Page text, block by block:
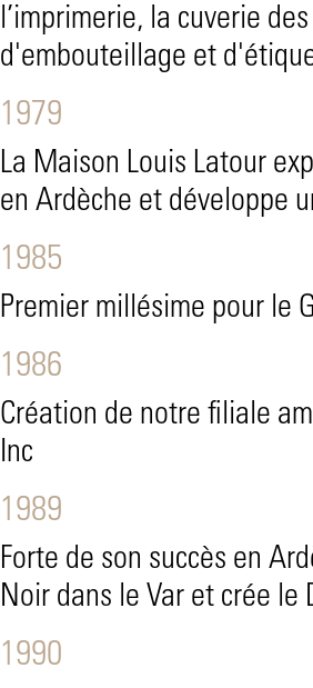
l’imprimerie, la cuverie
d'embouteillage et
1979
La Maison Louis Latour
en Ardèche et développe
1985
Premier millésime pour le
1986
Création de notre filiale
Inc
1989
Forte de son succès en
Noir dans le Var et crée le
1990